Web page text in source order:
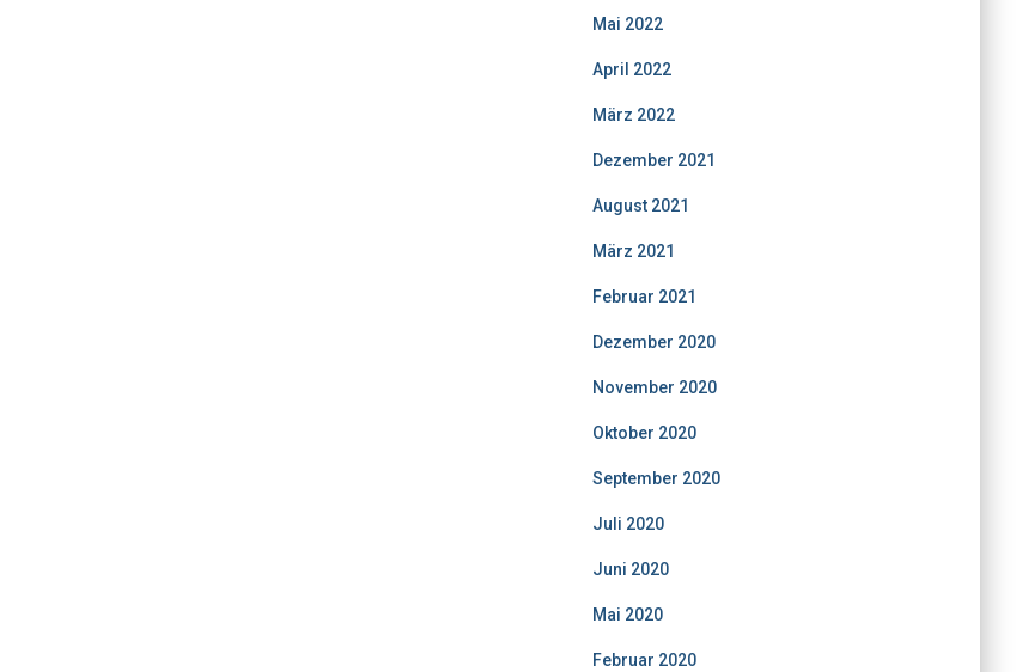
Mai 2022
April 2022
März 2022
Dezember 2021
August 2021
März 2021
Februar 2021
Dezember 2020
November 2020
Oktober 2020
September 2020
Juli 2020
Juni 2020
Mai 2020
Februar 2020